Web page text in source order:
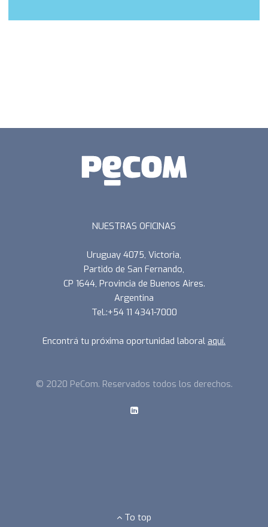
NUESTRAS OFICINAS
Uruguay 4075, Victoria,
Partido de San Fernando,
CP 1644, Provincia de Buenos Aires.
Argentina
Tel.:+54 11 4341-7000
Encontrá tu próxima oportunidad laboral aquí.
© 2020 PeCom. Reservados todos los derechos.
To top